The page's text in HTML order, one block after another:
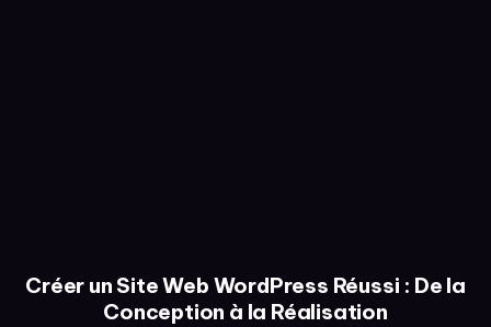
Créer un Site Web WordPress Réussi : De la
Conception à la Réalisation